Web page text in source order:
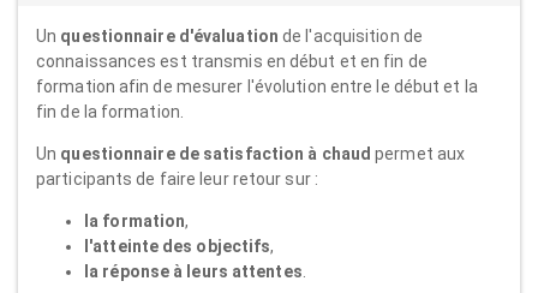
Un questionnaire d'évaluation de l'acquisition de
connaissances est transmis en début et en fin de
formation afin de mesurer l'évolution entre le début et la
fin de la formation.
Un questionnaire de satisfaction à chaud permet aux
participants de faire leur retour sur :
la formation,
l'atteinte des objectifs,
la réponse à leurs attentes